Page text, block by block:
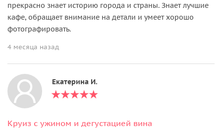
прекрасно знает историю города и страны. Знает лучшие
кафе, обращает внимание на детали и умеет хорошо
фотографировать.
4 месяца назад
Екатерина И.
Круиз с ужином и дегустацией вина